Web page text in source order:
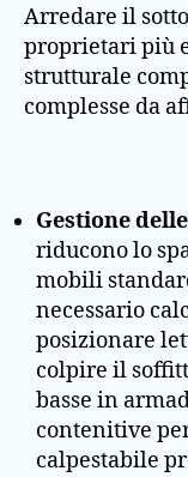
Arredare il
proprietari più
strutturale
complesse da
Gestione
riducono lo
mobili
necessario
posizionare
colpire il
basse in
contenitive
calpestabile